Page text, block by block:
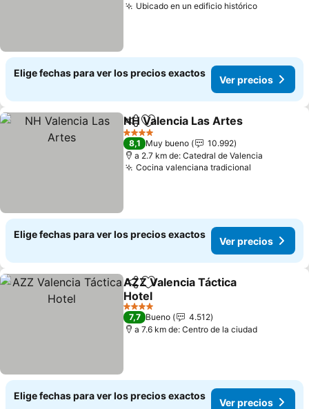
Ubicado en un edificio histórico
Elige fechas para ver los precios exactos
Ver precios
CompartirAgregar a favoritos
NH Valencia Las Artes
4 Estrellas
8,1 Muy bueno
10.992
a 2.7 km de: Catedral de Valencia
Cocina valenciana tradicional
Elige fechas para ver los precios exactos
Ver precios
CompartirAgregar a favoritos
AZZ Valencia Táctica
Hotel
4 Estrellas
7,7 Bueno
4.512
a 7.6 km de: Centro de la ciudad
Elige fechas para ver los precios exactos
Ver precios